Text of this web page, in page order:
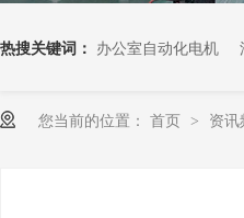
热搜关键词： 办公室自动化电机
您当前的位置： 首页 > 资讯